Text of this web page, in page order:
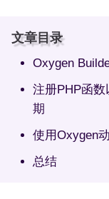
文章目录
Oxygen
注册PHP函数
期
使用Oxygen
总结